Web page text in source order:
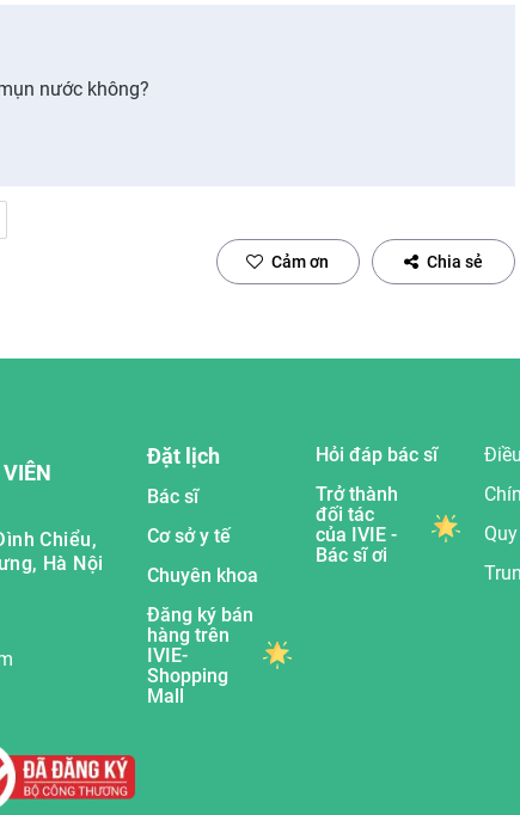
nước không?
Cảm ơn Chia sẻ
Chiểu,
Hà Nội
Đặt lịch
Bác sĩ
Cơ sở y tế
Chuyên khoa
Đăng ký bán
hàng trên
IVIE-
Shopping
Mall
Hỏi đáp bác sĩ
Trở thành
đối tác
của IVIE -
Bác sĩ ơi